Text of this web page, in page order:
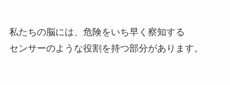
私たちの脳には、危険をいち早く察知する
センサーのような役割を持つ部分があります。